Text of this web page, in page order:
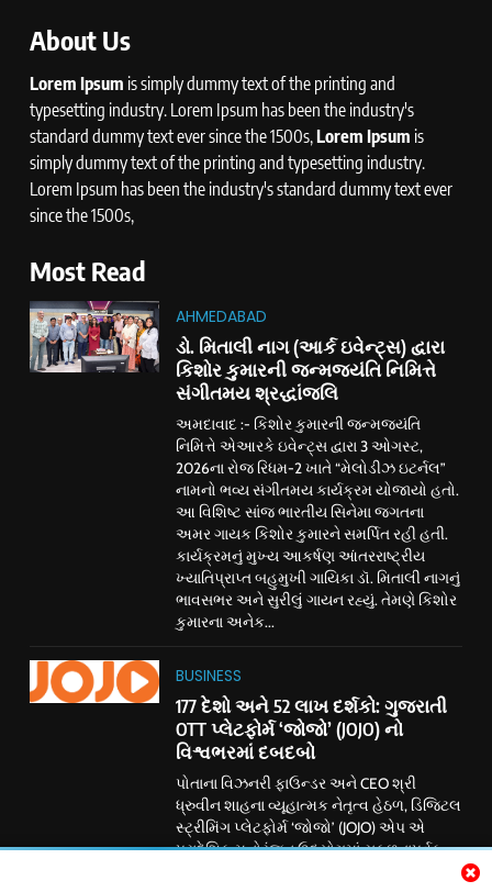
About Us
Lorem Ipsum is simply dummy text of the printing and
typesetting industry. Lorem Ipsum has been the industry's
standard dummy text ever since the 1500s,Lorem Ipsum is
simply dummy text of the printing and typesetting industry.
Lorem Ipsum has been the industry's standard dummy text ever
since the 1500s,
Most Read
AHMEDABAD
ડો. મિતાલી નાગ (આર્ક ઇવેન્ટ્સ) દ્વારા
કિશોર કુમારની જન્મજયંતિ નિમિત્તે
સંગીતમય શ્રદ્ધાંજલિ
અમદાવાદ :- કિશોર કુમારની જન્મજયંતિ
નિમિત્તે એઆરકે ઇવેન્ટ્સ દ્વારા 3 ઓગસ્ટ,
2026ના રોજ રિધમ-2 ખાતે “મેલોડીઝ ઇટર્નલ”
નામનો ભવ્ય સંગીતમય કાર્યક્રમ યોજાયો હતો.
આ વિશિષ્ટ સાંજ ભારતીય સિનેમા જગતના
અમર ગાયક કિશોર કુમારને સમર્પિત રહી હતી.
કાર્યક્રમનું મુખ્ય આકર્ષણ આંતરરાષ્ટ્રીય
ખ્યાતિપ્રાપ્ત બહુમુખી ગાયિકા ડૉ. મિતાલી નાગનું
ભાવસભર અને સુરીલું ગાયન રહ્યું. તેમણે કિશોર
કુમારના અનેક...
BUSINESS
177 દેશો અને 52 લાખ દર્શકો: ગુજરાતી
OTT પ્લેટફોર્મ ‘જોજો’ (JOJO) નો
વિશ્વભરમાં દબદબો
પોતાના વિઝનરી ફાઉન્ડર અને CEO શ્રી
ધ્રુવીન શાહના વ્યૂહાત્મક નેતૃત્વ હેઠળ, ડિજિટલ
સ્ટ્રીમિંગ પ્લેટફોર્મ ‘જોજો’ (JOJO) એપ એ
પ્રાદેશિક મનોરંજન ઉદ્યોગમાં સફળતાપૂર્વક